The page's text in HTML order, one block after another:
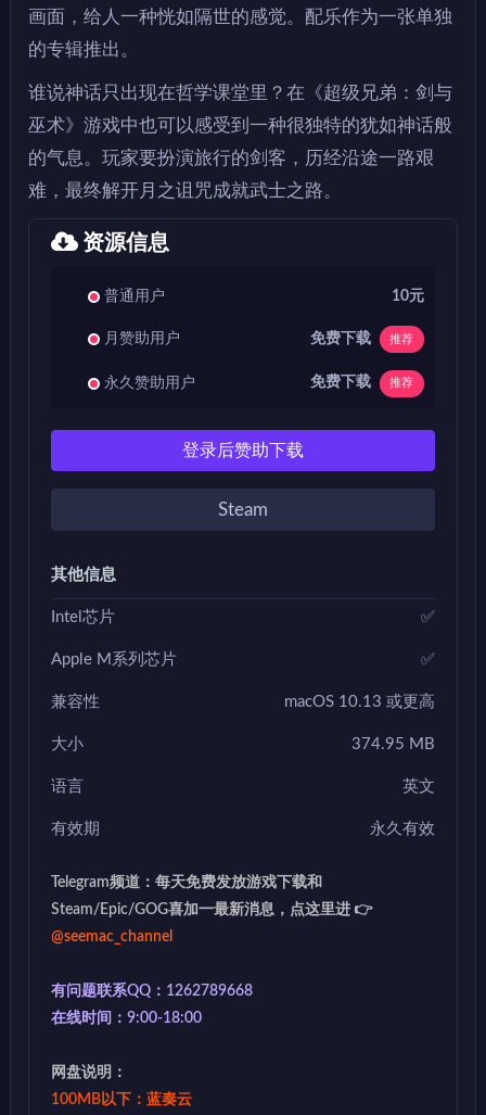
画面，给人一种恍如隔世的感觉。配乐作为一张单独
的专辑推出。
谁说神话只出现在哲学课堂里？在《超级兄弟：剑与
巫术》游戏中也可以感受到一种很独特的犹如神话般
的气息。玩家要扮演旅行的剑客，历经沿途一路艰
难，最终解开月之诅咒成就武士之路。
资源信息
普通用户 10元
月赞助用户 免费下载 推荐
永久赞助用户 免费下载 推荐
登录后赞助下载
Steam
其他信息
Intel芯片 ✅
Apple M系列芯片 ✅
兼容性 macOS 10.13 或更高
大小 374.95 MB
语言 英文
有效期 永久有效
Telegram频道：每天免费发放游戏下载和
Steam/Epic/GOG喜加一最新消息，点这里进 👉
@seemac_channel
有问题联系QQ：1262789668
在线时间：9:00-18:00
网盘说明：
100MB以下：蓝奏云